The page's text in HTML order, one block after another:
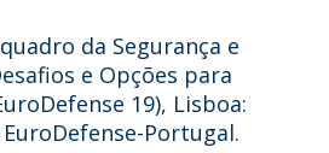
da Segurança e
e Opções para
19), Lisboa:
Portugal.